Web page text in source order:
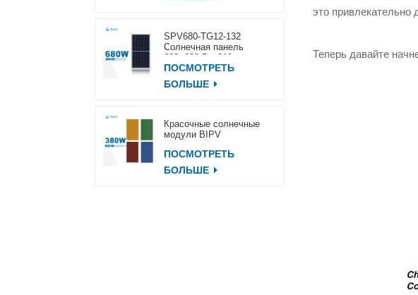
это привлекательно
Теперь давайте
SPV680-TG12-132
Солнечная панель
ПОСМОТРЕТЬ
БОЛЬШЕ
Красочные солнечные
модули BIPV
ПОСМОТРЕТЬ
БОЛЬШЕ